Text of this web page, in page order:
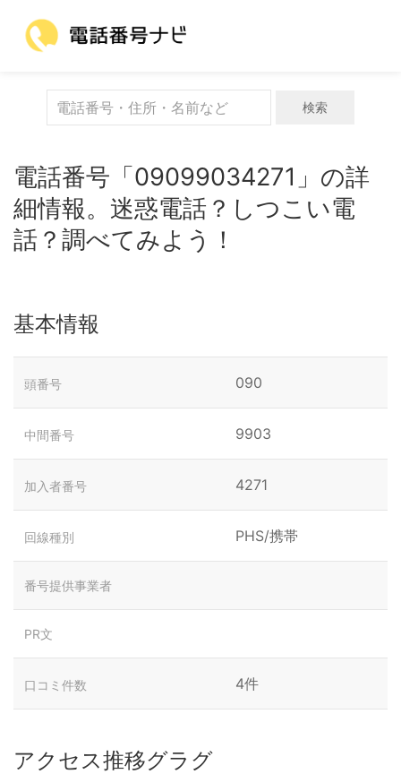
検索
電話番号「09099034271」の詳
細情報。迷惑電話？しつこい電
話？調べてみよう！
基本情報
頭番号 090
中間番号 9903
加入者番号 4271
回線種別 PHS/携帯
番号提供事業者
PR文
口コミ件数 4件
アクセス推移グラグ